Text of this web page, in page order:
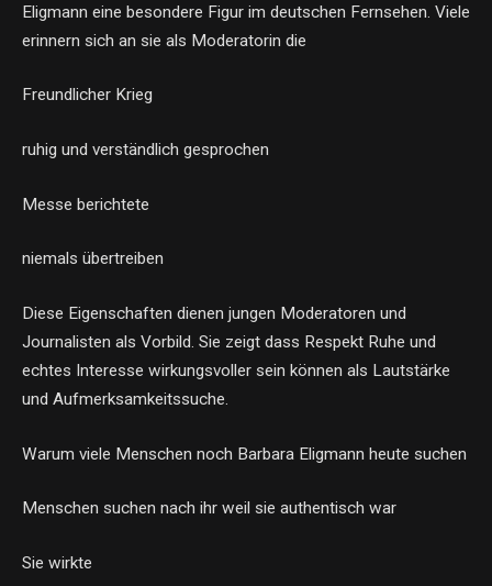
Eligmann eine besondere Figur im deutschen Fernsehen. Viele
erinnern sich an sie als Moderatorin die
Freundlicher Krieg
ruhig und verständlich gesprochen
Messe berichtete
niemals übertreiben
Diese Eigenschaften dienen jungen Moderatoren und
Journalisten als Vorbild. Sie zeigt dass Respekt Ruhe und
echtes Interesse wirkungsvoller sein können als Lautstärke
und Aufmerksamkeitssuche.
Warum viele Menschen noch Barbara Eligmann heute suchen
Menschen suchen nach ihr weil sie authentisch war
Sie wirkte